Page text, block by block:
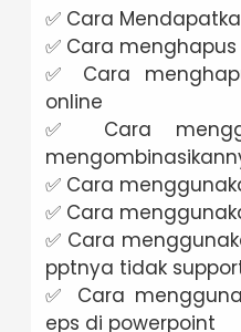
✅ Cara
✅ Cara
✅ Cara
online
✅ Cara
✅ Cara
✅ Cara
✅ Cara
pptnya tidak
✅ Cara
eps di powerpoint